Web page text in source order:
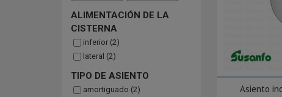
ALIMENTACIÓN DE LA
CISTERNA
inferior (2)
lateral (2)
TIPO DE ASIENTO
amortiguado (2)
Asiento